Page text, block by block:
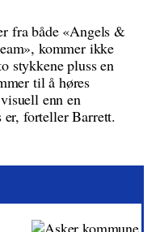
fra både «Angels &
kommer ikke
stykkene pluss en
til å høres
enn en
forteller Barrett.